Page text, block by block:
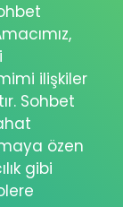
ilişkiler
Sohbet
özen
gibi